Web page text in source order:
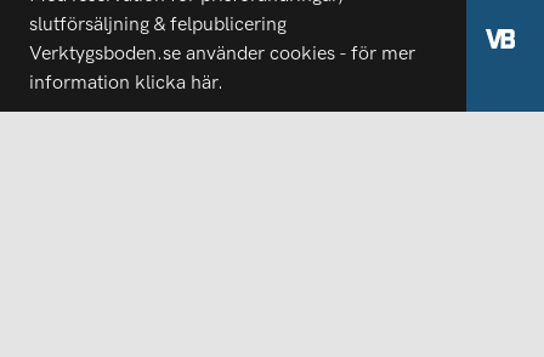
slutförsäljning & felpublicering
Verktygsboden.se använder cookies - för mer
information klicka här.